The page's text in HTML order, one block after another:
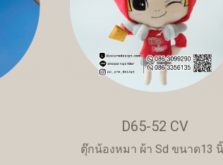
D65-52 CV
ตุ๊กน้องหมา ผ้า Sd ขนาด13